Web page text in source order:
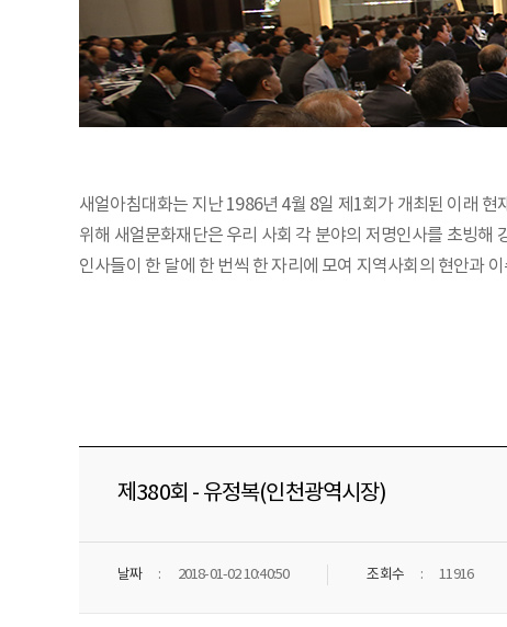
새얼아침대화는 지난 1986년 4월 8일 제1회가 개최된 이래
위해 새얼문화재단은 우리 사회 각 분야의 저명인사를 초빙해
인사들이 한 달에 한 번씩 한 자리에 모여 지역사회의 현안과
제380회 - 유정복(인천광역시장)
날짜 2018-01-02 10:40:50 조회수 11916